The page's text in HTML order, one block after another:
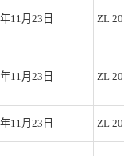
11月23日 ZL
11月23日 ZL
11月23日 ZL